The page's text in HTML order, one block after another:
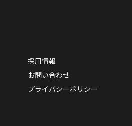
採用情報
お問い合わせ
プライバシーポリシー